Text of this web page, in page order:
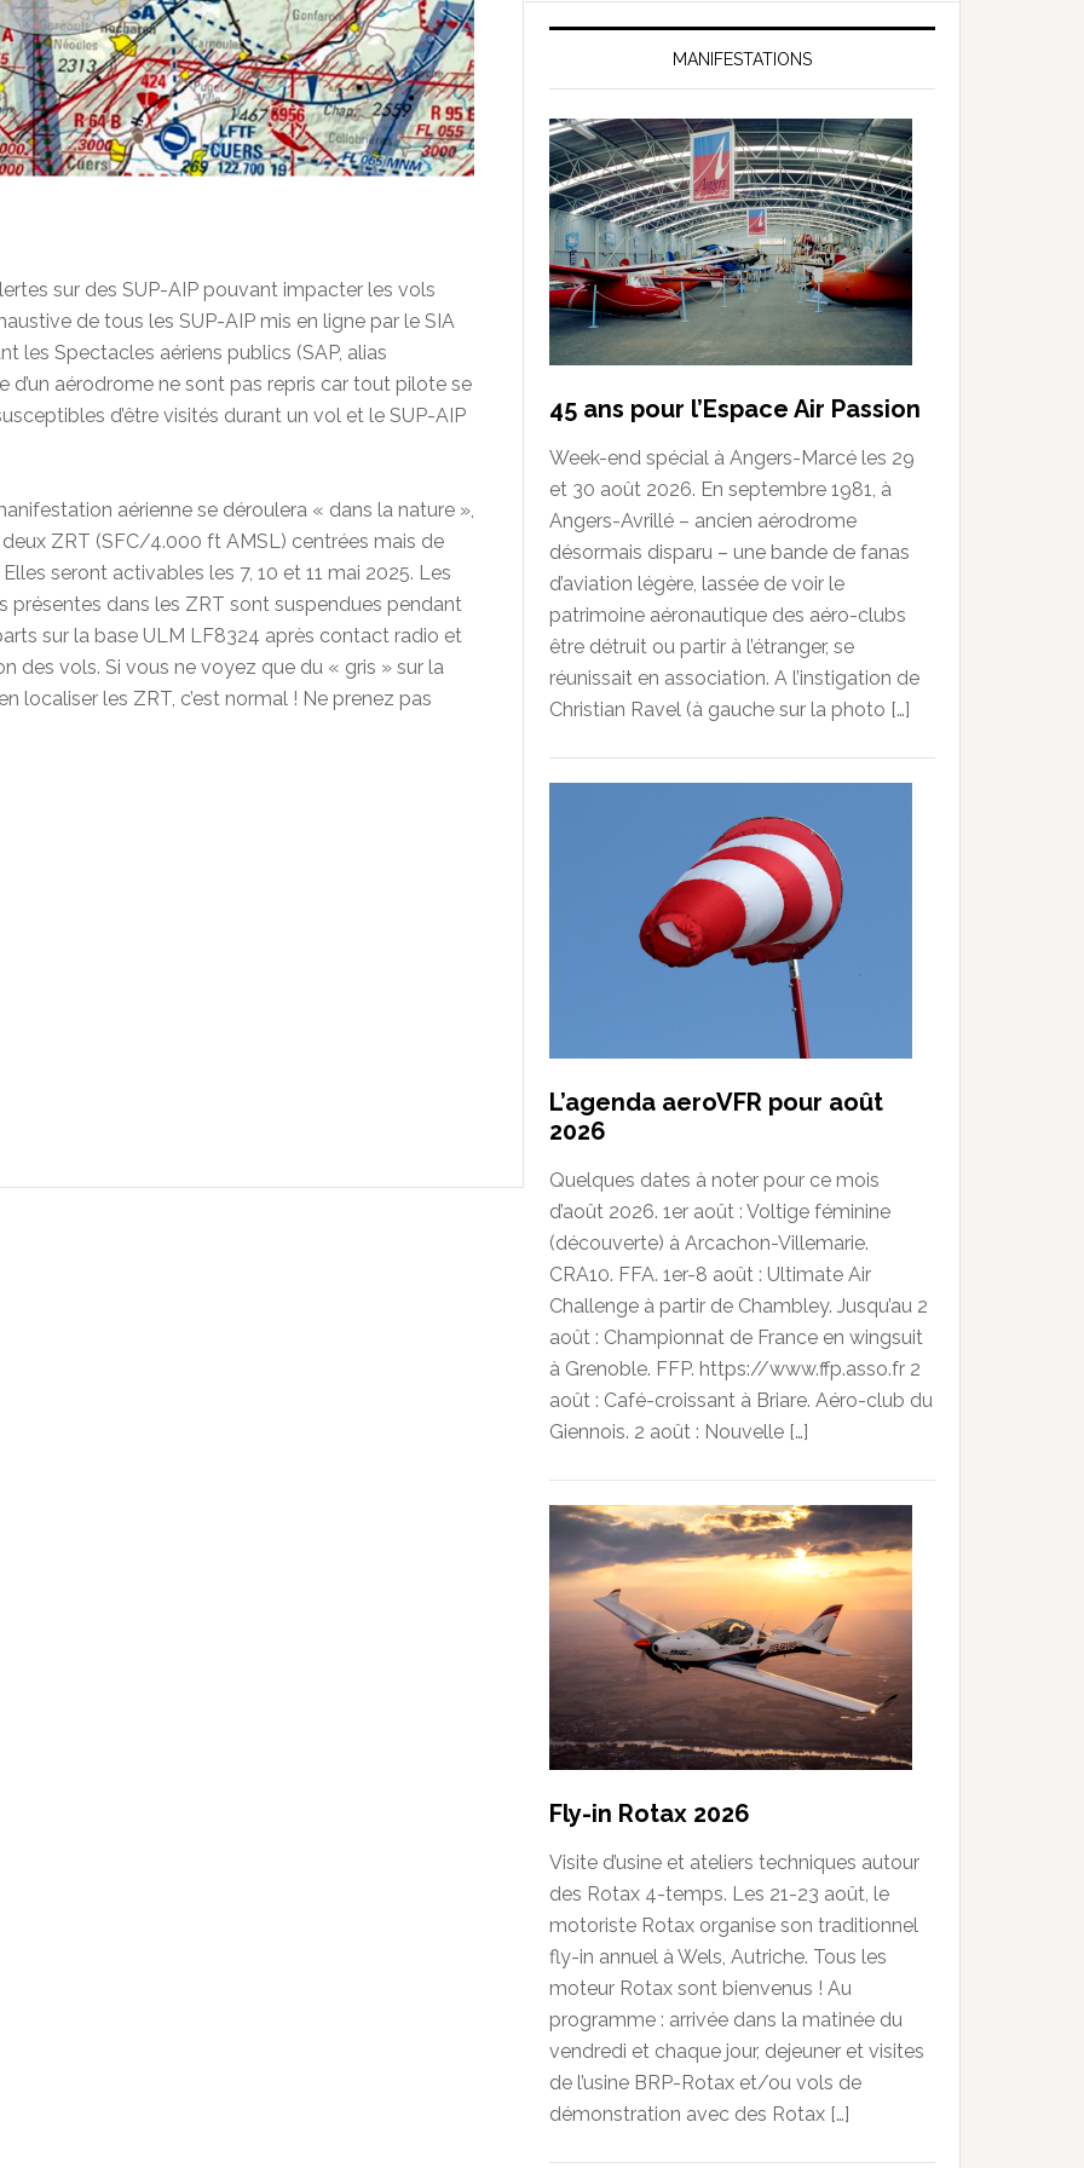
sur des SUP-AIP pouvant impacter les vols
de tous les SUP-AIP mis en ligne par le SIA
les Spectacles aériens publics (SAP, alias
d’un aérodrome ne sont pas repris car tout pilote se
d’être visités durant un vol et le SUP-AIP
aérienne se déroulera « dans la nature »,
ZRT (SFC/4.000 ft AMSL) centrées mais de
seront activables les 7, 10 et 11 mai 2025. Les
présentes dans les ZRT sont suspendues pendant
sur la base ULM LF8324 après contact radio et
des vols. Si vous ne voyez que du « gris » sur la
localiser les ZRT, c’est normal ! Ne prenez pas
MANIFESTATIONS
45 ans pour l’Espace Air Passion
Week-end spécial à Angers-Marcé les 29
et 30 août 2026. En septembre 1981, à
Angers-Avrillé – ancien aérodrome
désormais disparu – une bande de fanas
d’aviation légère, lassée de voir le
patrimoine aéronautique des aéro-clubs
être détruit ou partir à l’étranger, se
réunissait en association. A l’instigation de
Christian Ravel (à gauche sur la photo […]
L’agenda aeroVFR pour août
2026
Quelques dates à noter pour ce mois
d’août 2026. 1er août : Voltige féminine
(découverte) à Arcachon-Villemarie.
CRA10. FFA. 1er-8 août : Ultimate Air
Challenge à partir de Chambley. Jusqu’au 2
août : Championnat de France en wingsuit
à Grenoble. FFP. https://www.ffp.asso.fr 2
août : Café-croissant à Briare. Aéro-club du
Giennois. 2 août : Nouvelle […]
Fly-in Rotax 2026
Visite d’usine et ateliers techniques autour
des Rotax 4-temps. Les 21-23 août, le
motoriste Rotax organise son traditionnel
fly-in annuel à Wels, Autriche. Tous les
moteur Rotax sont bienvenus ! Au
programme : arrivée dans la matinée du
vendredi et chaque jour, dejeuner et visites
de l’usine BRP-Rotax et/ou vols de
démonstration avec des Rotax […]